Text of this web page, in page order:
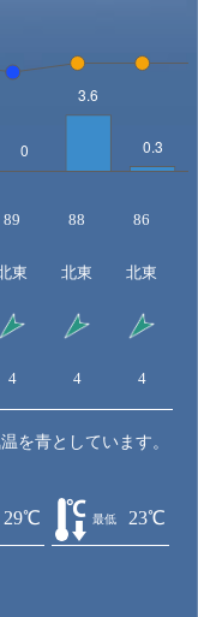
89 88 86
東 北東 北東
4 4 4
を青としています。
29℃ 最低 23℃